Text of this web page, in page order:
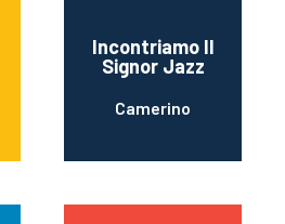
Incontriamo Il
Signor Jazz
Camerino